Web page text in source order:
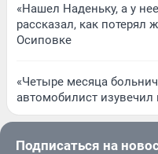
«Нашел Наденьку, а у
рассказал, как потерял
Осиповке
«Четыре месяца
автомобилист изувечил
Подписаться на